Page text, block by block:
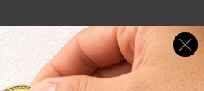
López Obrador, es ubicado a
quien, según los sondeos, es el